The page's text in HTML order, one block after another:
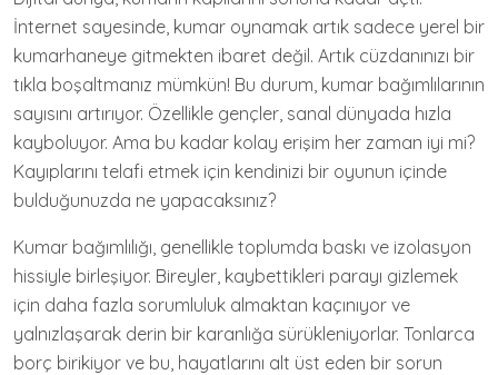
İnternet sayesinde, kumar oynamak artık sadece yerel bir
kumarhaneye gitmekten ibaret değil. Artık cüzdanınızı bir
tıkla boşaltmanız mümkün! Bu durum, kumar bağımlılarının
sayısını artırıyor. Özellikle gençler, sanal dünyada hızla
kayboluyor. Ama bu kadar kolay erişim her zaman iyi mi?
Kayıplarını telafi etmek için kendinizi bir oyunun içinde
bulduğunuzda ne yapacaksınız?
Kumar bağımlılığı, genellikle toplumda baskı ve izolasyon
hissiyle birleşiyor. Bireyler, kaybettikleri parayı gizlemek
için daha fazla sorumluluk almaktan kaçınıyor ve
yalnızlaşarak derin bir karanlığa sürükleniyorlar. Tonlarca
borç birikiyor ve bu, hayatlarını alt üst eden bir sorun